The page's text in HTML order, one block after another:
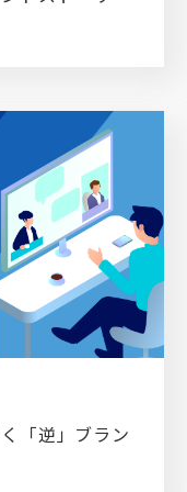
「逆」ブラン